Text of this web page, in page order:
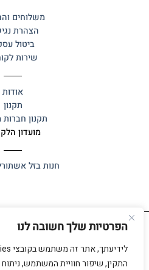
הפרטיות שלך חשובה לנו
התקין, שיפור חוויית המשתמש,
משלוחים
הצהרת
ביטול
שירות
אודות
תקנון
תקנון חברות
מועדון
חנות בזל
כל הזכויות שמורות 2025 ©